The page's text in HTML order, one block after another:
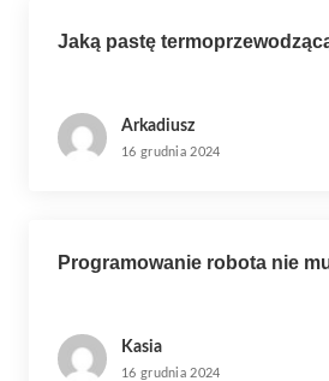
Jaką pastę
Arkadiusz
16 grudnia 2024
Programowanie robota nie
Kasia
16 grudnia 2024